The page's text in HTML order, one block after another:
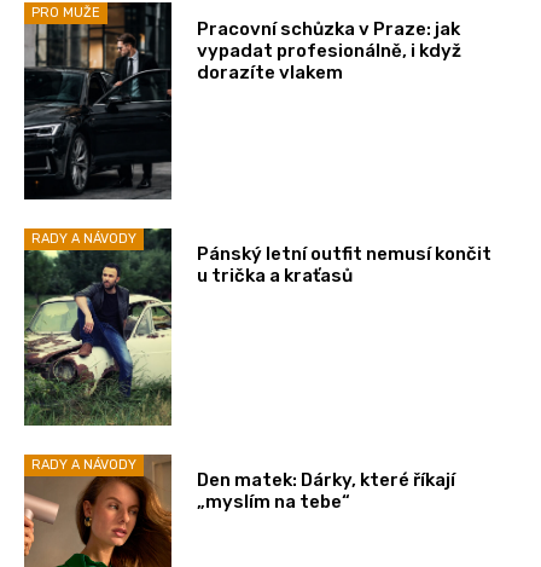
PRO MUŽE
Pracovní schůzka v Praze: jak
vypadat profesionálně, i když
dorazíte vlakem
RADY A NÁVODY
Pánský letní outfit nemusí končit
u trička a kraťasů
RADY A NÁVODY
Den matek: Dárky, které říkají
„myslím na tebe“